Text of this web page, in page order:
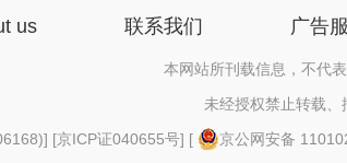
us 联系我们 广告
本网站所刊载信息，不代
未经授权禁止转载、
] [京ICP证040655号] [ 京公网安备